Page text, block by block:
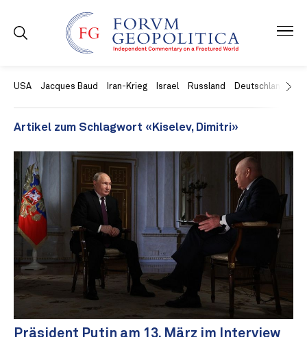
USA Jacques Baud Iran-Krieg Israel Russland Deutschland
Artikel zum Schlagwort «Kiselev, Dimitri»
Präsident Putin am 13. März im Interview